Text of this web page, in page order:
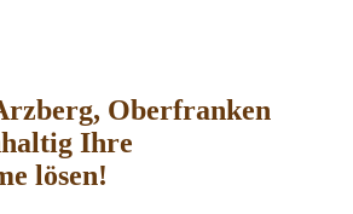
Oberfranken
Ihre
lösen!